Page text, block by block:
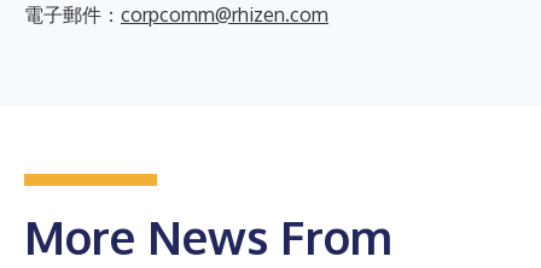
電子郵件： corpcomm@rhizen.com
More News From